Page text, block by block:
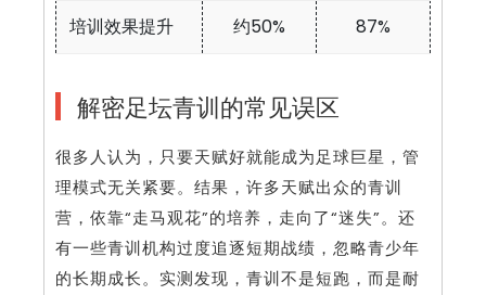
培训效果提升 约50% 87%
解密足坛青训的常见误区
很多人认为，只要天赋好就能成为足球巨星，管
理模式无关紧要。结果，许多天赋出众的青训
营，依靠“走马观花”的培养，走向了“迷失”。还
有一些青训机构过度追逐短期战绩，忽略青少年
的长期成长。实测发现，青训不是短跑，而是耐